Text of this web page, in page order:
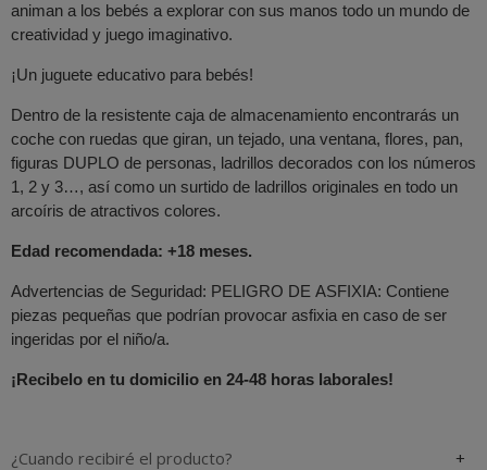
animan a los bebés a explorar con sus manos todo un mundo de
creatividad y juego imaginativo.
¡Un juguete educativo para bebés!
Dentro de la resistente caja de almacenamiento encontrarás un
coche con ruedas que giran, un tejado, una ventana, flores, pan,
figuras DUPLO de personas, ladrillos decorados con los números
1, 2 y 3…, así como un surtido de ladrillos originales en todo un
arcoíris de atractivos colores.
Edad recomendada: +18 meses.
Advertencias de Seguridad: PELIGRO DE ASFIXIA: Contiene
piezas pequeñas que podrían provocar asfixia en caso de ser
ingeridas por el niño/a.
¡Recibelo en tu domicilio en 24-48 horas laborales!
¿Cuando recibiré el producto?